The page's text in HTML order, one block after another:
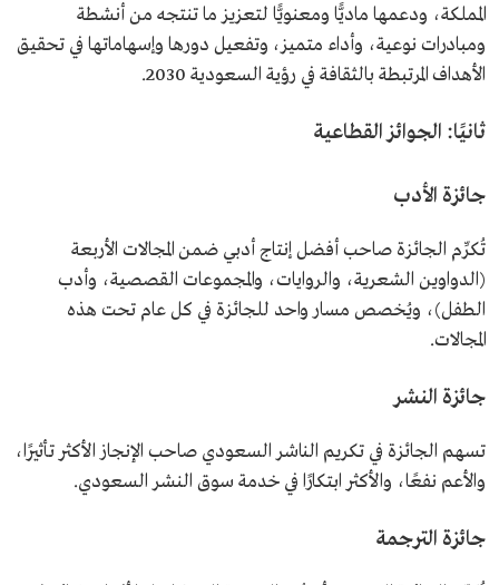
المملكة، ودعمها ماديًّا ومعنويًّا لتعزيز ما تنتجه من أنشطة
ومبادرات نوعية، وأداء متميز، وتفعيل دورها وإسهاماتها في تحقيق
الأهداف المرتبطة بالثقافة في رؤية السعودية 2030.
ثانيًا: الجوائز القطاعية
جائزة الأدب
تُكرِّم الجائزة صاحب أفضل إنتاج أدبي ضمن المجالات الأربعة
(الدواوين الشعرية، والروايات، والمجموعات القصصية، وأدب
الطفل)، ويُخصص مسار واحد للجائزة في كل عام تحت هذه
المجالات.
جائزة النشر
تسهم الجائزة في تكريم الناشر السعودي صاحب الإنجاز الأكثر تأثيرًا،
والأعم نفعًا، والأكثر ابتكارًا في خدمة سوق النشر السعودي.
جائزة الترجمة